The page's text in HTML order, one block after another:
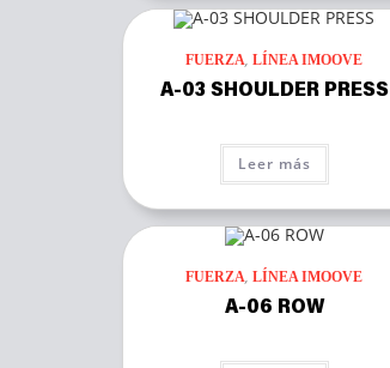
FUERZA,LÍNEA IMOOVE
A-03 SHOULDER PRESS
Leer más
FUERZA,LÍNEA IMOOVE
A-06 ROW